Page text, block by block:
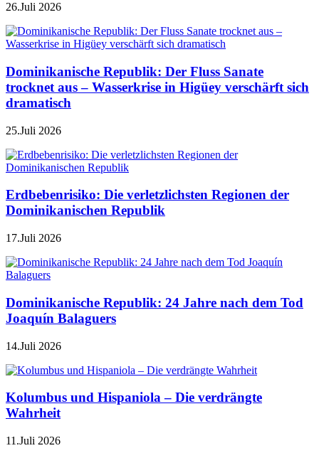
26.Juli 2026
Dominikanische Republik: Der Fluss Sanate
trocknet aus – Wasserkrise in Higüey verschärft sich
dramatisch
25.Juli 2026
Erdbebenrisiko: Die verletzlichsten Regionen der
Dominikanischen Republik
17.Juli 2026
Dominikanische Republik: 24 Jahre nach dem Tod
Joaquín Balaguers
14.Juli 2026
Kolumbus und Hispaniola – Die verdrängte
Wahrheit
11.Juli 2026